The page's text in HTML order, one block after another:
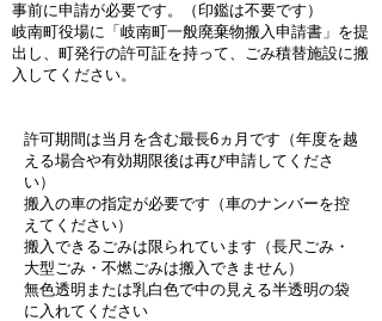
事前に申請が必要です。（印鑑は不要です）
岐南町役場に「岐南町一般廃棄物搬入申請書」を提
出し、町発行の許可証を持って、ごみ積替施設に搬
入してください。
許可期間は当月を含む最長6ヵ月です（年度を越
える場合や有効期限後は再び申請してくださ
い）
搬入の車の指定が必要です（車のナンバーを控
えてください）
搬入できるごみは限られています（長尺ごみ・
大型ごみ・不燃ごみは搬入できません）
無色透明または乳白色で中の見える半透明の袋
に入れてください